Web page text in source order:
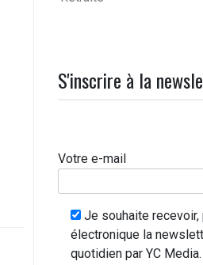
S'inscrire à la
Votre e-mail
Je souhaite recevoir,
électronique la
quotidien par YC Media.